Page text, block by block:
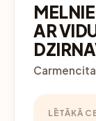
AR
Carmencita
LĒTĀKĀ